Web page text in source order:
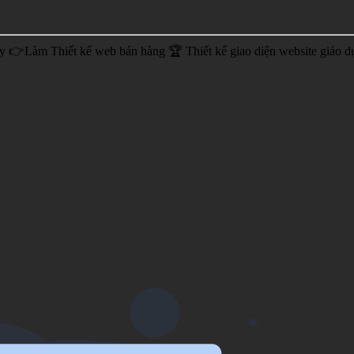
Thiết kế web bán hàng 🏆 Thiết kế giao diện website giáo